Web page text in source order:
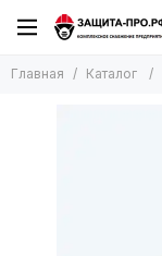
Главная Каталог